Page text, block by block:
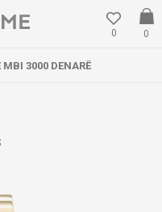
0
0
MBI 3000 DENARË